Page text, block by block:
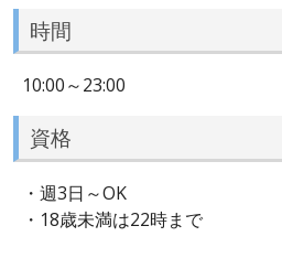
時間
10:00～23:00
資格
・週3日～OK
・18歳未満は22時まで